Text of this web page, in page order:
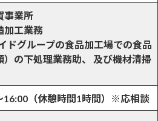
事業所
加工業務
ドグループの食品加工場での食品
）の下処理業務助、 及び機材清掃
（休憩時間1時間）※応相談